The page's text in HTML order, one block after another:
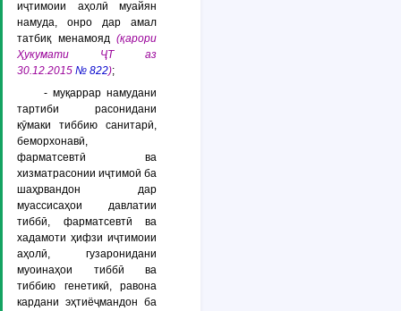
иҷтимоии аҳолӣ муайян
намуда, онро дар амал
татбиқ менамояд (қарори
Ҳукумати ҶТ аз
30.12.2015 № 822);
- муқаррар намудани
тартиби расонидани
кӯмаки тиббию санитарӣ,
беморхонавӣ,
фарматсевтӣ ва
хизматрасонии иҷтимоӣ ба
шаҳрвандон дар
муассисаҳои давлатии
тиббӣ, фарматсевтӣ ва
хадамоти ҳифзи иҷтимоии
аҳолӣ, гузаронидани
муоинаҳои тиббӣ ва
тиббию генетикӣ, равона
кардани эҳтиёҷмандон ба